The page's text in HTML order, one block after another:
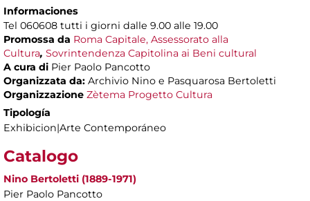
Informaciones
Tel 060608 tutti i giorni dalle 9.00 alle 19.00
Promossa da Roma Capitale, Assessorato alla
Cultura, Sovrintendenza Capitolina ai Beni cultural
A cura di Pier Paolo Pancotto
Organizzata da: Archivio Nino e Pasquarosa Bertoletti
Organizzazione Zètema Progetto Cultura
Tipología
Exhibicion|Arte Contemporáneo
Catalogo
Nino Bertoletti (1889-1971)
Pier Paolo Pancotto